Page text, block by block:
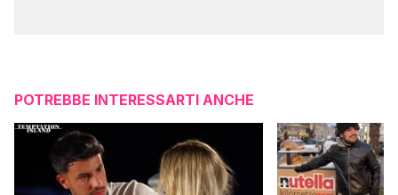
POTREBBE INTERESSARTI ANCHE